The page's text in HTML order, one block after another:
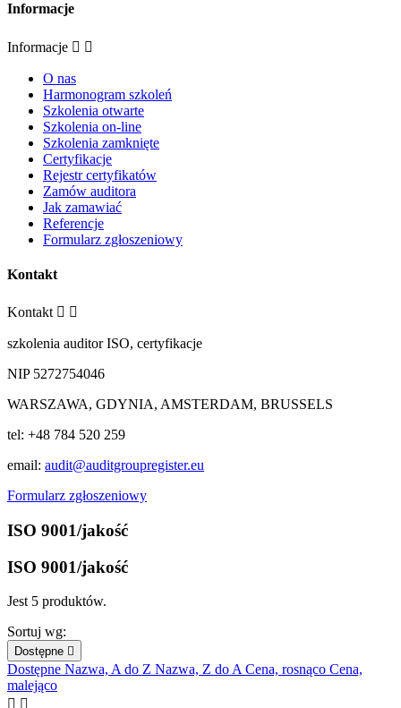
Informacje
Informacje  
O nas
Harmonogram szkoleń
Szkolenia otwarte
Szkolenia on-line
Szkolenia zamknięte
Certyfikacje
Rejestr certyfikatów
Zamów auditora
Jak zamawiać
Referencje
Formularz zgłoszeniowy
Kontakt
Kontakt  
szkolenia auditor ISO, certyfikacje
NIP 5272754046
WARSZAWA, GDYNIA, AMSTERDAM, BRUSSELS
tel: +48 784 520 259
email: audit@auditgroupregister.eu
Formularz zgłoszeniowy
ISO 9001/jakość
ISO 9001/jakość
Jest 5 produktów.
Sortuj wg:
Dostępne 
Dostępne Nazwa, A do Z Nazwa, Z do ACena, rosnąco Cena,
malejąco
 